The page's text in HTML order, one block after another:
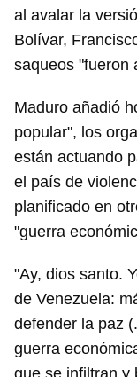
al avalar la
Bolívar,
saqueos "fueron
Maduro añadió
popular", los
están actuando
el país de
planificado en
"guerra
"Ay, dios santo.
de Venezuela:
defender la paz
guerra
que se infiltran y